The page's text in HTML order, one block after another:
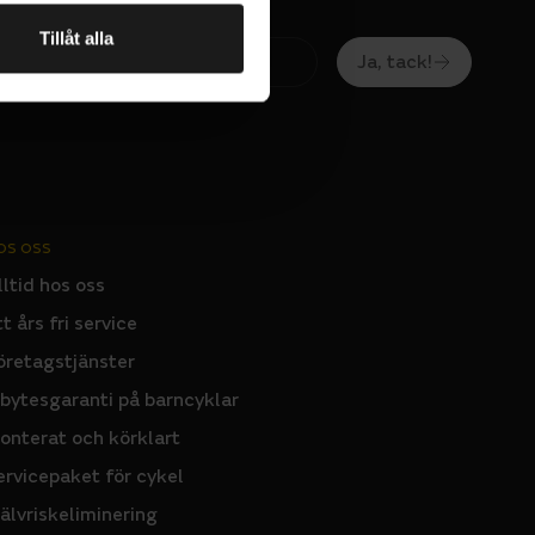
Tillåt alla
Ja, tack!
OSS
hos oss
års fri service
på barncyklar
och körklart
för cykel